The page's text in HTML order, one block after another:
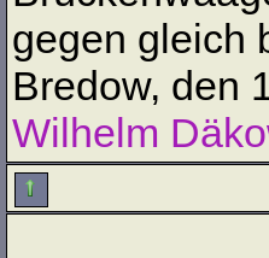
gegen gleich
Bredow, den
Wilhelm